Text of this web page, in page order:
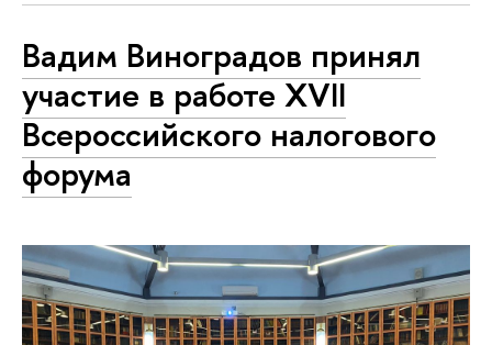
Вадим Виноградов принял
участие в работе XVII
Всероссийского налогового
форума